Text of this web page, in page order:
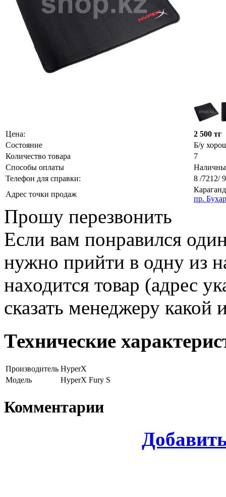
Цена:
2 500 тг
Состояние
Б/у
Количество товара
7
Способы оплаты
Телефон для справки:
8 /7212/
Адрес точки продаж
пр.
Прошу перезвонить
Если вам понравился
нужно прийти в одну из
находится товар (адрес
сказать менеджеру
Технические
Производитель HyperX
Модель
HyperX Fury S
Комментарии